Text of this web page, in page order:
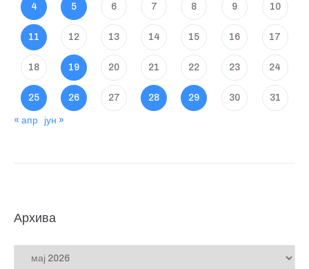
4 5 6 7 8 9 10
11 12 13 14 15 16 17
18 19 20 21 22 23 24
25 26 27 28 29 30 31
« апр јун »
Архива